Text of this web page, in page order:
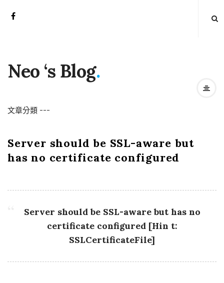
Neo ‘s Blog.
文章分類 ---
Server should be SSL-aware but
has no certificate configured
Server should be SSL-aware but has no
certificate configured [Hin t:
SSLCertificateFile]